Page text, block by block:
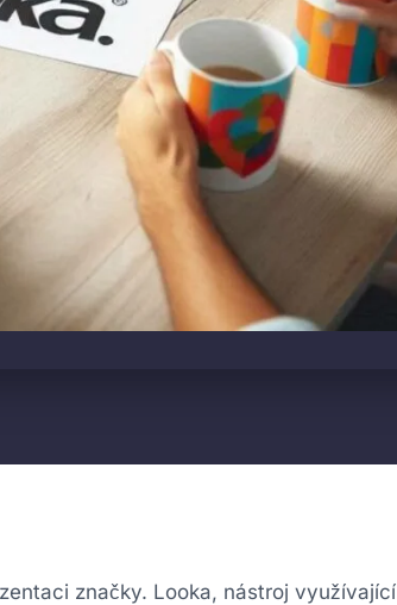
značky. Looka, nástroj využívající